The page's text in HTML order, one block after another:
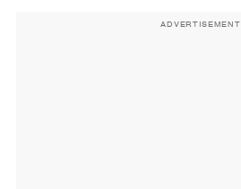
ADVERTISEMENT